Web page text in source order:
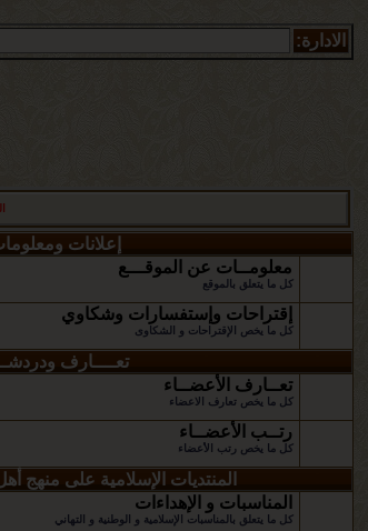
الادارة:
إعلانات
معلومــات عن الموقـــع
كل ما يتعلق بالموقع
إقتراحات وإستفسارات وشكاوي
كل ما يخص الإقتراحات و الشكاوى
تعــــارف
تعــارف الأعضــاء
كل ما يخص تعارف الاعضاء
رتــب الأعضــاء
كل ما يخص رتب الأعضاء
المنتديات الإسلامية على منهج
المناسبات و الإهداءات
كل ما يتعلق بالمناسبات الإسلامية و الوطنية و التهاني